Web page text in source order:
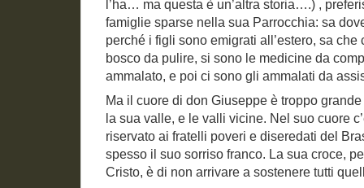
l’ha… ma questa è un’altra storia….) ,
famiglie sparse nella sua Parrocchia: sa
perché i figli sono emigrati all’estero, sa che
bosco da pulire, si sono le medicine da
ammalato, e poi ci sono gli ammalati da
Ma il cuore di don Giuseppe è troppo
la sua valle, e le valli vicine. Nel suo cuore
riservato ai fratelli poveri e diseredati del
spesso il suo sorriso franco. La sua croce,
Cristo, è di non arrivare a sostenere tutti